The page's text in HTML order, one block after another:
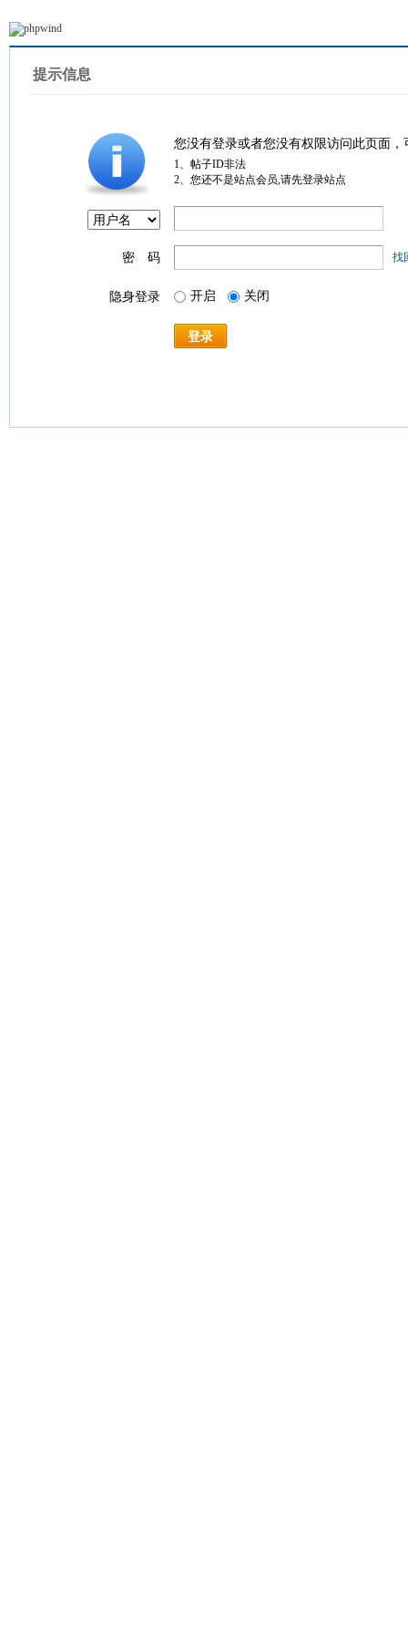
提示信息
您没有登录或者您没有权限访问此页面
1、帖子ID非法
2、您还不是站点会员,请先登录站点
密 码 找
隐身登录 开启 关闭
登录